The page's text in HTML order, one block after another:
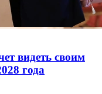
видеть своим
года